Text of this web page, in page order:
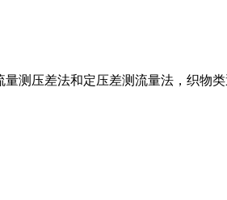
测压差法和定压差测流量法，织物